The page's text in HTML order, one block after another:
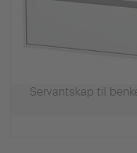
Servantskap til